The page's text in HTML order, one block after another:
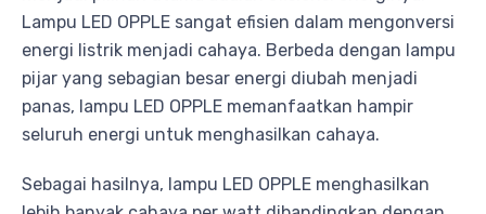
Lampu LED OPPLE sangat efisien dalam mengonversi
energi listrik menjadi cahaya. Berbeda dengan lampu
pijar yang sebagian besar energi diubah menjadi
panas, lampu LED OPPLE memanfaatkan hampir
seluruh energi untuk menghasilkan cahaya.
Sebagai hasilnya, lampu LED OPPLE menghasilkan